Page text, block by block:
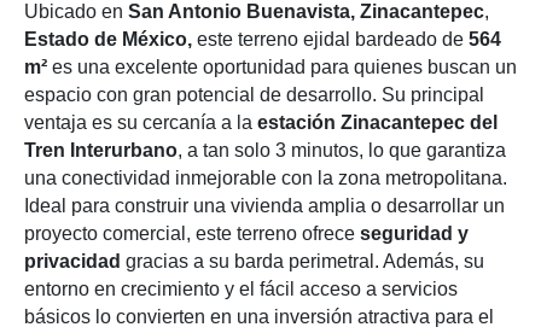
Ubicado en San Antonio Buenavista, Zinacantepec,
Estado de México, este terreno ejidal bardeado de 564
m² es una excelente oportunidad para quienes buscan un
espacio con gran potencial de desarrollo. Su principal
ventaja es su cercanía a la estación Zinacantepec del
Tren Interurbano, a tan solo 3 minutos, lo que garantiza
una conectividad inmejorable con la zona metropolitana.
Ideal para construir una vivienda amplia o desarrollar un
proyecto comercial, este terreno ofrece seguridad y
privacidad gracias a su barda perimetral. Además, su
entorno en crecimiento y el fácil acceso a servicios
básicos lo convierten en una inversión atractiva para el